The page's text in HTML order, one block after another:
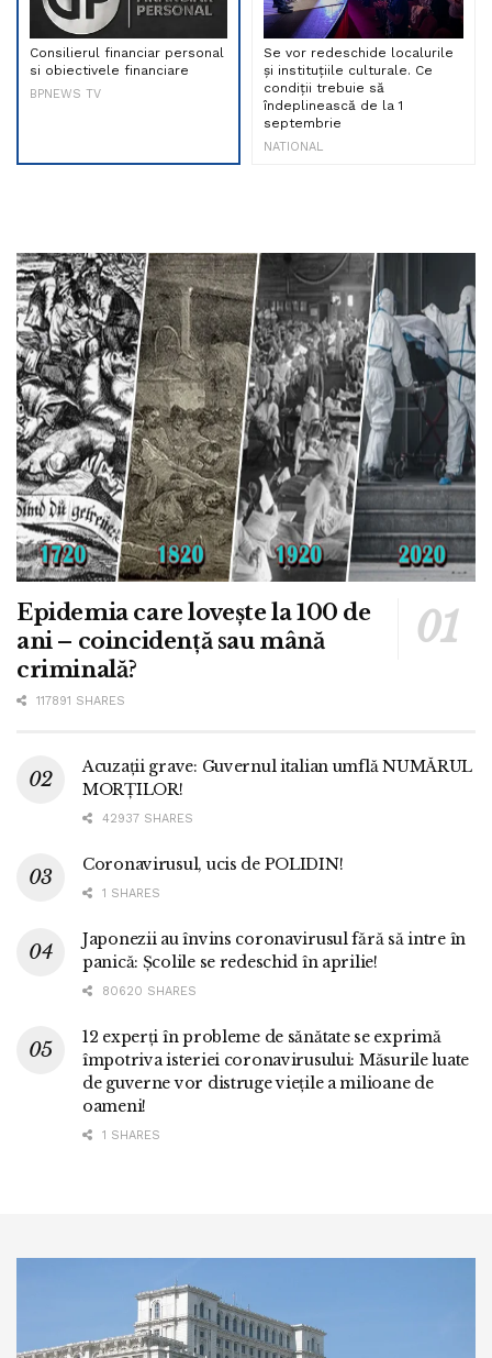
Consilierul financiar personal
si obiectivele financiare
BPNEWS TV
Se vor redeschide localurile
și instituțiile culturale. Ce
condiții trebuie să
îndeplinească de la 1
septembrie
NATIONAL
Epidemia care lovește la 100 de
ani – coincidență sau mână
criminală?
117891 SHARES
Acuzații grave: Guvernul italian umflă NUMĂRUL
MORȚILOR!
42937 SHARES
Coronavirusul, ucis de POLIDIN!
1 SHARES
Japonezii au învins coronavirusul fără să intre în
panică: Școlile se redeschid în aprilie!
80620 SHARES
12 experți în probleme de sănătate se exprimă
împotriva isteriei coronavirusului: Măsurile luate
de guverne vor distruge viețile a milioane de
oameni!
1 SHARES